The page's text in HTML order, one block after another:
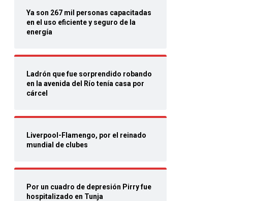
Ya son 267 mil personas capacitadas
en el uso eficiente y seguro de la
energía
Ladrón que fue sorprendido robando
en la avenida del Río tenía casa por
cárcel
Liverpool-Flamengo, por el reinado
mundial de clubes
Por un cuadro de depresión Pirry fue
hospitalizado en Tunja